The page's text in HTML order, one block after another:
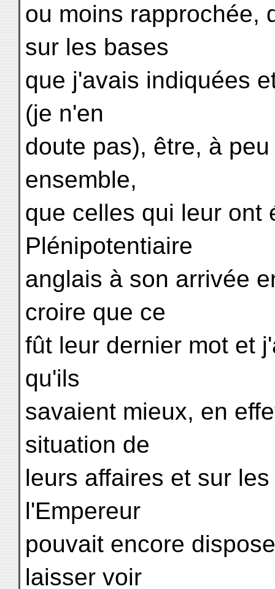
ou moins rapprochée,
sur les bases
que j'avais indiquées
(je n'en
doute pas), être, à
ensemble,
que celles qui leur ont
Plénipotentiaire
anglais à son arrivée
croire que ce
fût leur dernier mot et
qu'ils
savaient mieux, en
situation de
leurs affaires et sur
l'Empereur
pouvait encore
laisser voir